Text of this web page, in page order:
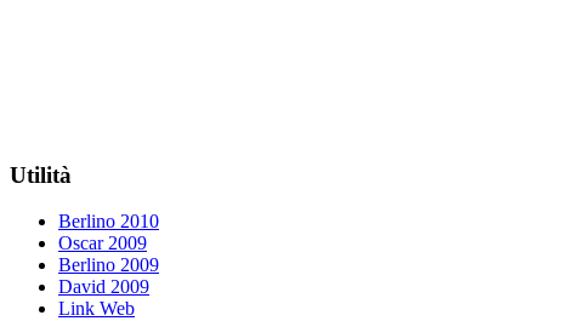
Utilità
Berlino 2010
Oscar 2009
Berlino 2009
David 2009
Link Web